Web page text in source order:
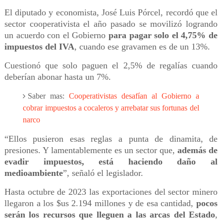
El diputado y economista, José Luis Pórcel, recordó que el
sector cooperativista el año pasado se movilizó logrando
un acuerdo con el Gobierno para pagar solo el 4,75% de
impuestos del IVA, cuando ese gravamen es de un 13%.
Cuestionó que solo paguen el 2,5% de regalías cuando
deberían abonar hasta un 7%.
Saber mas:Cooperativistas desafían al Gobierno a
cobrar impuestos a cocaleros y arrebatar sus fortunas del
narco
“Ellos pusieron esas reglas a punta de dinamita, de
presiones. Y lamentablemente es un sector que,además de
evadir impuestos, está haciendo daño al
medioambiente”, señaló el legislador.
Hasta octubre de 2023 las exportaciones del sector minero
llegaron a los $us 2.194 millones y de esa cantidad,pocos
serán los recursos que lleguen a las arcas del Estado,